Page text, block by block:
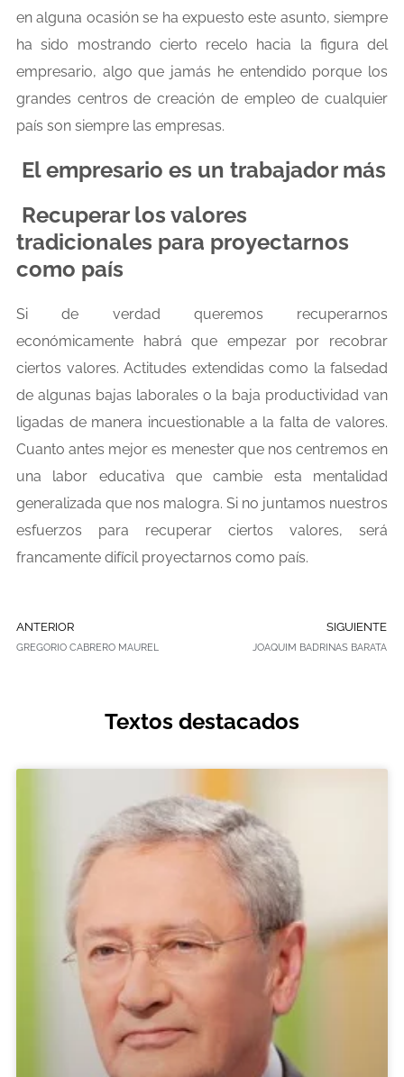
en alguna ocasión se ha expuesto este asunto, siempre
ha sido mostrando cierto recelo hacia la figura del
empresario, algo que jamás he entendido porque los
grandes centros de creación de empleo de cualquier
país son siempre las empresas.
El empresario es un trabajador más
Recuperar los valores
tradicionales para proyectarnos
como país
Si de verdad queremos recuperarnos
económicamente habrá que empezar por recobrar
ciertos valores. Actitudes extendidas como la falsedad
de algunas bajas laborales o la baja productividad van
ligadas de manera incuestionable a la falta de valores.
Cuanto antes mejor es menester que nos centremos en
una labor educativa que cambie esta mentalidad
generalizada que nos malogra. Si no juntamos nuestros
esfuerzos para recuperar ciertos valores, será
francamente difícil proyectarnos como país.
ANTERIOR
GREGORIO CABRERO MAUREL
SIGUIENTE
JOAQUIM BADRINAS BARATA
Textos destacados